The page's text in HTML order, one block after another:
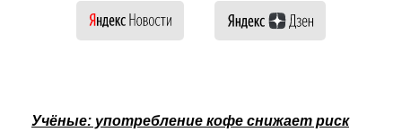
Учёные: употребление кофе снижает риск